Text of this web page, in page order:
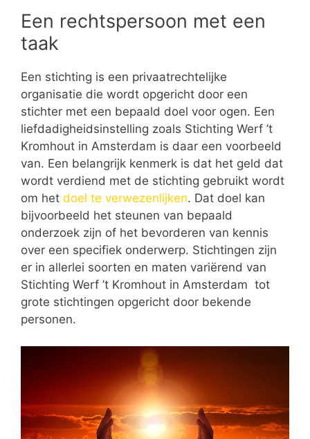
Een rechtspersoon met een
taak
Een stichting is een privaatrechtelijke
organisatie die wordt opgericht door een
stichter met een bepaald doel voor ogen. Een
liefdadigheidsinstelling zoals Stichting Werf ’t
Kromhout in Amsterdam is daar een voorbeeld
van. Een belangrijk kenmerk is dat het geld dat
wordt verdiend met de stichting gebruikt wordt
om het doel te verwezenlijken. Dat doel kan
bijvoorbeeld het steunen van bepaald
onderzoek zijn of het bevorderen van kennis
over een specifiek onderwerp. Stichtingen zijn
er in allerlei soorten en maten variërend van
Stichting Werf ’t Kromhout in Amsterdam tot
grote stichtingen opgericht door bekende
personen.